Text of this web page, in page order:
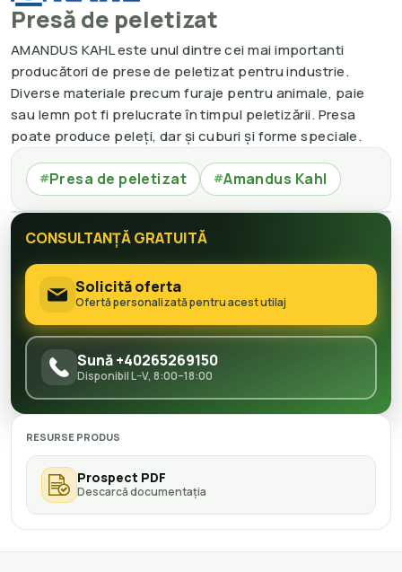
Presă de peletizat
AMANDUS KAHL este unul dintre cei mai importanti
producători de prese de peletizat pentru industrie.
Diverse materiale precum furaje pentru animale, paie
sau lemn pot fi prelucrate în timpul peletizării. Presa
poate produce peleți, dar și cuburi și forme speciale.
#Presa de peletizat #Amandus Kahl
CONSULTANȚĂ GRATUITĂ
Solicită oferta
Ofertă personalizată pentru acest utilaj
Sună +40265269150
Disponibil L–V, 8:00–18:00
RESURSE PRODUS
Prospect PDF
Descarcă documentația